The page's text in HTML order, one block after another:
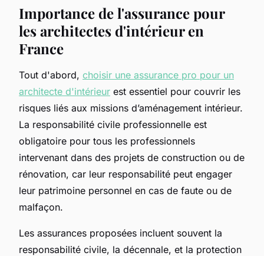
Importance de l'assurance pour
les architectes d'intérieur en
France
Tout d'abord, choisir une assurance pro pour un
architecte d'intérieur est essentiel pour couvrir les
risques liés aux missions d’aménagement intérieur.
La responsabilité civile professionnelle est
obligatoire pour tous les professionnels
intervenant dans des projets de construction ou de
rénovation, car leur responsabilité peut engager
leur patrimoine personnel en cas de faute ou de
malfaçon.
Les assurances proposées incluent souvent la
responsabilité civile, la décennale, et la protection